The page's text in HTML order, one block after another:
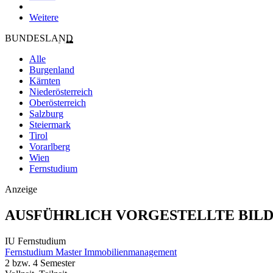
Weitere
BUNDESLAND
Alle
Burgenland
Kärnten
Niederösterreich
Oberösterreich
Salzburg
Steiermark
Tirol
Vorarlberg
Wien
Fernstudium
Anzeige
AUSFÜHRLICH VORGESTELLTE
IU Fernstudium
Fernstudium Master Immobilienmanagement
2 bzw. 4 Semester